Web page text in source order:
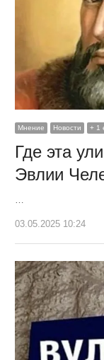
Мнение Новости + 1
Где эта
Эвлии
…
03.05.2025 10:24